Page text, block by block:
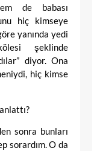
de babası
hiç kimseye
yanında yedi
şeklinde
diyor. Ona
hiç kimse
sonra bunları
sorardım. O da